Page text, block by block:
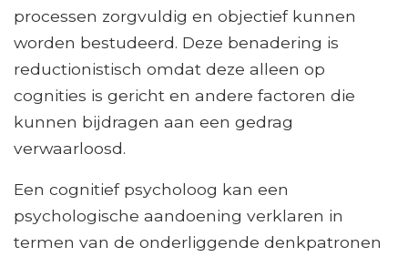
processen zorgvuldig en objectief kunnen
worden bestudeerd. Deze benadering is
reductionistisch omdat deze alleen op
cognities is gericht en andere factoren die
kunnen bijdragen aan een gedrag
verwaarloosd.
Een cognitief psycholoog kan een
psychologische aandoening verklaren in
termen van de onderliggende denkpatronen